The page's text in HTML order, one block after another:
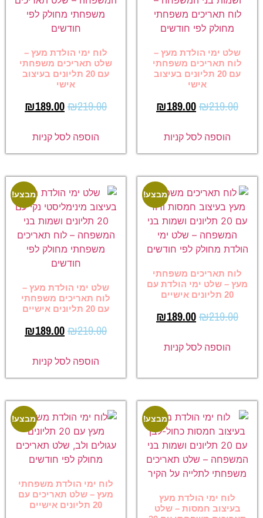
שלט ימי הולדת מעץ –
לוח תאריכים משפחתי
עם 20 תליונים בעיצוב
אישי
₪219.00
₪189.00
הוספה לסל קניות
לוח ימי הולדת מעץ –
שלט תאריכים משפחתי
עם 20 תליונים בעיצוב
אישי
₪219.00
₪189.00
הוספה לסל קניות
מבצע!
לוח תאריכים משפחתי
מעץ – שלט ימי הולדת עם
20 תליונים אישיים
₪219.00
₪189.00
הוספה לסל קניות
מבצע!
שלט ימי הולדת מעץ –
לוח תאריכים משפחתי
עם 20 תליונים אישיים
₪219.00
₪189.00
הוספה לסל קניות
מבצע!
לוח ימי הולדת מעץ
בעיצוב חמסות – שלט
מבצע!
לוח ימי הולדת משפחתי
מעץ – שלט תאריכים עם
20 תליונים אישיים